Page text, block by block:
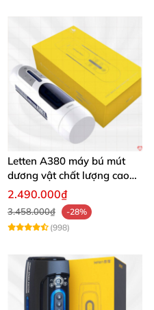
Letten A380 máy bú mút
dương vật chất lượng cao
giá tốt
2.490.000₫
3.458.000₫
-28%
(998)